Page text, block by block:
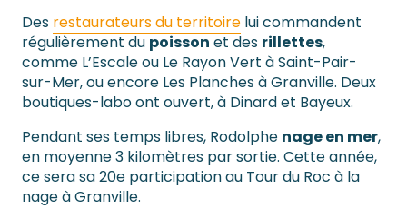
Des restaurateurs du territoire lui commandent
régulièrement du poisson et des rillettes,
comme L’Escale ou Le Rayon Vert à Saint-Pair-
sur-Mer, ou encore Les Planches à Granville. Deux
boutiques-labo ont ouvert, à Dinard et Bayeux.
Pendant ses temps libres, Rodolphe nage en mer,
en moyenne 3 kilomètres par sortie. Cette année,
ce sera sa 20e participation au Tour du Roc à la
nage à Granville.